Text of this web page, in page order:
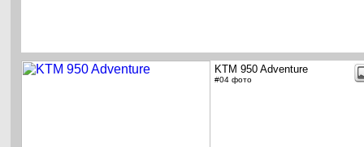
KTM 950 Adventure
#04 фото